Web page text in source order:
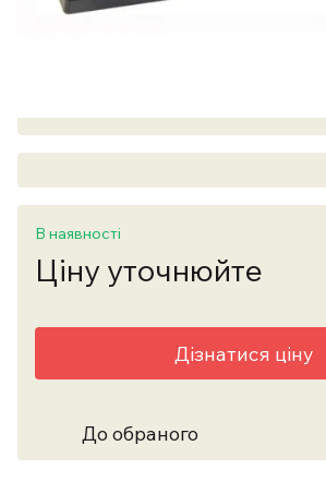
В наявності
Ціну уточнюйте
Дізнатися ціну
До обраного